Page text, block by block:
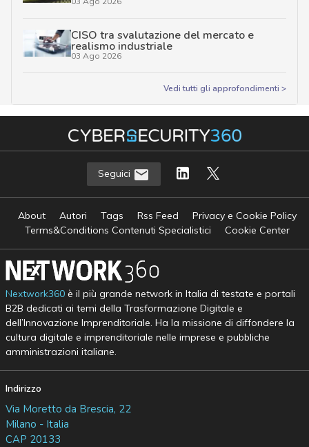
CISO tra svalutazione del mercato e
realismo industriale
03 Ago 2026
Vedi tutti gli approfondimenti >
Seguici
About Autori Tags Rss Feed
Privacy e Cookie Policy
Terms&Conditions Contenuti Specialistici
Cookie Center
Nextwork360è il più grande network in Italia di testate e portali
B2B dedicati ai temi della Trasformazione Digitale e
dell’Innovazione Imprenditoriale. Ha la missione di diffondere la
cultura digitale e imprenditoriale nelle imprese e pubbliche
amministrazioni italiane.
Indirizzo
Via Moretto da Brescia, 22
Milano - Italia
CAP 20133